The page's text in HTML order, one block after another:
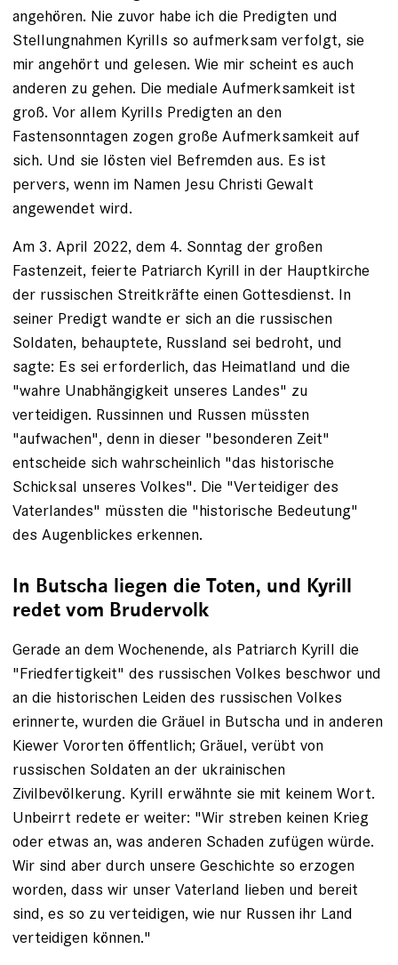
angehören. Nie zuvor habe ich die Predigten und
Stellungnahmen Kyrills so aufmerksam verfolgt, sie
mir angehört und gelesen. Wie mir scheint es auch
anderen zu gehen. Die mediale Aufmerksamkeit ist
groß. Vor allem Kyrills Predigten an den
Fastensonntagen zogen große Aufmerksamkeit auf
sich. Und sie lösten viel Befremden aus. Es ist
pervers, wenn im Namen Jesu Christi Gewalt
angewendet wird.
Am 3. April 2022, dem 4. Sonntag der großen
Fastenzeit, feierte Patriarch Kyrill in der Hauptkirche
der russischen Streitkräfte einen Gottesdienst. In
seiner Predigt wandte er sich an die russischen
Soldaten, behauptete, Russland sei bedroht, und
sagte: Es sei erforderlich, das Heimatland und die
"wahre Unabhängigkeit unseres Landes" zu
verteidigen. Russinnen und Russen müssten
"aufwachen", denn in dieser "besonderen Zeit"
entscheide sich wahrscheinlich "das historische
Schicksal unseres Volkes". Die "Verteidiger des
Vaterlandes" müssten die "historische Bedeutung"
des Augenblickes erkennen.
In Butscha liegen die Toten, und Kyrill
redet vom Brudervolk
Gerade an dem Wochenende, als Patriarch Kyrill die
"Friedfertigkeit" des russischen Volkes beschwor und
an die historischen Leiden des russischen Volkes
erinnerte, wurden die Gräuel in Butscha und in anderen
Kiewer Vororten öffentlich; Gräuel, verübt von
russischen Soldaten an der ukrainischen
Zivilbevölkerung. Kyrill erwähnte sie mit keinem Wort.
Unbeirrt redete er weiter: "Wir streben keinen Krieg
oder etwas an, was anderen Schaden zufügen würde.
Wir sind aber durch unsere Geschichte so erzogen
worden, dass wir unser Vaterland lieben und bereit
sind, es so zu verteidigen, wie nur Russen ihr Land
verteidigen können."